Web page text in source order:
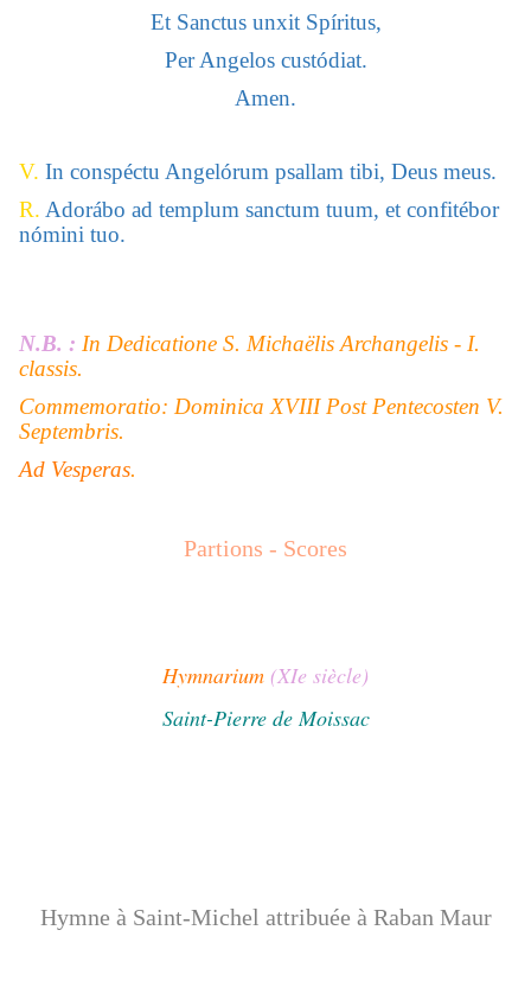
Et Sanctus unxit Spíritus,
Per Angelos custódiat.
Amen.
V. In conspéctu Angelórum psallam tibi, Deus meus.
R. Adorábo ad templum sanctum tuum, et confitébor
nómini tuo.
N.B. : In Dedicatione S. Michaëlis Archangelis - I.
classis.
Commemoratio: Dominica XVIII Post Pentecosten V.
Septembris.
Ad Vesperas.
Partions - Scores
Hymnarium (XIe siècle)
Saint-Pierre de Moissac
Hymne à Saint-Michel attribuée à Raban Maur